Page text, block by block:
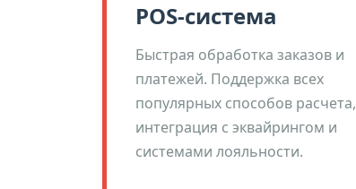
POS-система
Быстрая обработка заказов и
платежей. Поддержка всех
популярных способов расчета,
интеграция с эквайрингом и
системами лояльности.